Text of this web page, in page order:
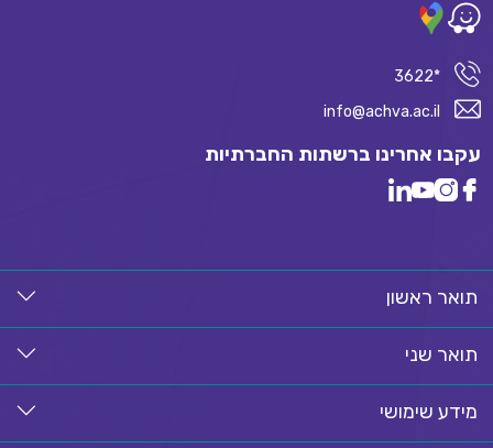
*3622
info@achva.ac.il
עקבו אחרינו ברשתות החברתיות
תואר ראשון
תואר שני
מידע שימושי